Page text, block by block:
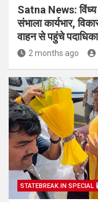
Satna News: विंध्य
संभाला कार्यभार,
वाहन से पहुंचे
2 months ago
STATEBREAK.IN SPECIAL